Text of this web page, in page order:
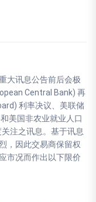
大讯息公告前后会极
Central Bank) 再
利率决议、美联储
美国非农业就业人口
注之讯息。基于讯息
，因此交易商保留权
市况而作出以下限价